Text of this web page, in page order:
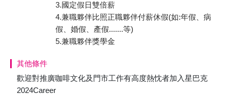
3.國定假日雙倍薪
4.兼職夥伴比照正職夥伴付薪休假(如:年假、病
假、婚假、產假.......等)
5.兼職夥伴獎學金
其他條件
歡迎對推廣咖啡文化及門市工作有高度熱忱者加入星巴克
2024Career